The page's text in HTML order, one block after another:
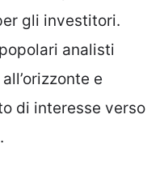
gli investitori.
analisti
e
di interesse verso